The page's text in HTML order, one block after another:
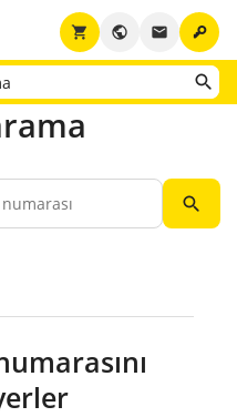
key
email
public
shopping_cart
search